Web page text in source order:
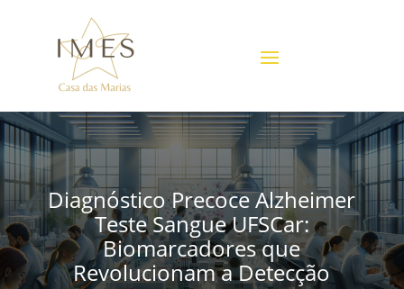
Diagnóstico Precoce Alzheimer
Teste Sangue UFSCar:
Biomarcadores que
Revolucionam a Detecção